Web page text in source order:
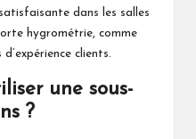
dans les salles
hygrométrie, comme
clients.
une sous-
?